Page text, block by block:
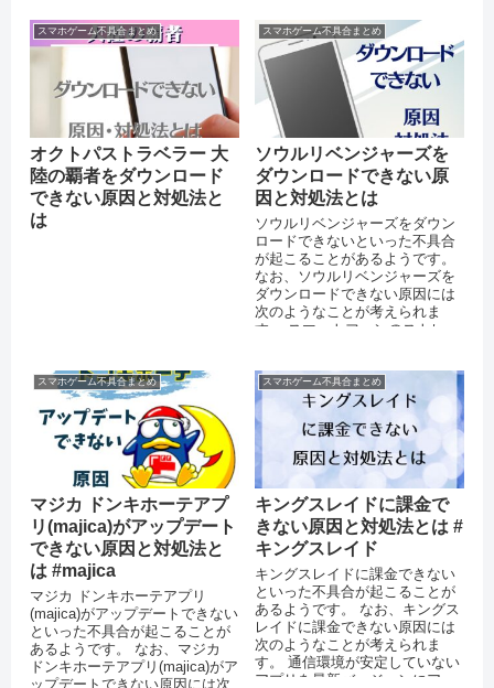
スマホゲーム不具合まとめ
オクトパストラベラー 大
陸の覇者をダウンロード
できない原因と対処法と
は
スマホゲーム不具合まとめ
ソウルリベンジャーズを
ダウンロードできない原
因と対処法とは
ソウルリベンジャーズをダウン
ロードできないといった不具合
が起こることがあるようです。
なお、ソウルリベンジャーズを
ダウンロードできない原因には
次のようなことが考えられま
す。 スマートフォンのストレー
スマホゲーム不具合まとめ
マジカ ドンキホーテアプ
リ(majica)がアップデート
できない原因と対処法と
は #majica
マジカ ドンキホーテアプリ
(majica)がアップデートできない
といった不具合が起こることが
あるようです。 なお、マジカ
ドンキホーテアプリ(majica)がア
ップデートできない原因には次
スマホゲーム不具合まとめ
キングスレイドに課金で
きない原因と対処法とは #
キングスレイド
キングスレイドに課金できない
といった不具合が起こることが
あるようです。 なお、キングス
レイドに課金できない原因には
次のようなことが考えられま
す。 通信環境が安定していない
アプリを最新バージョンにアッ